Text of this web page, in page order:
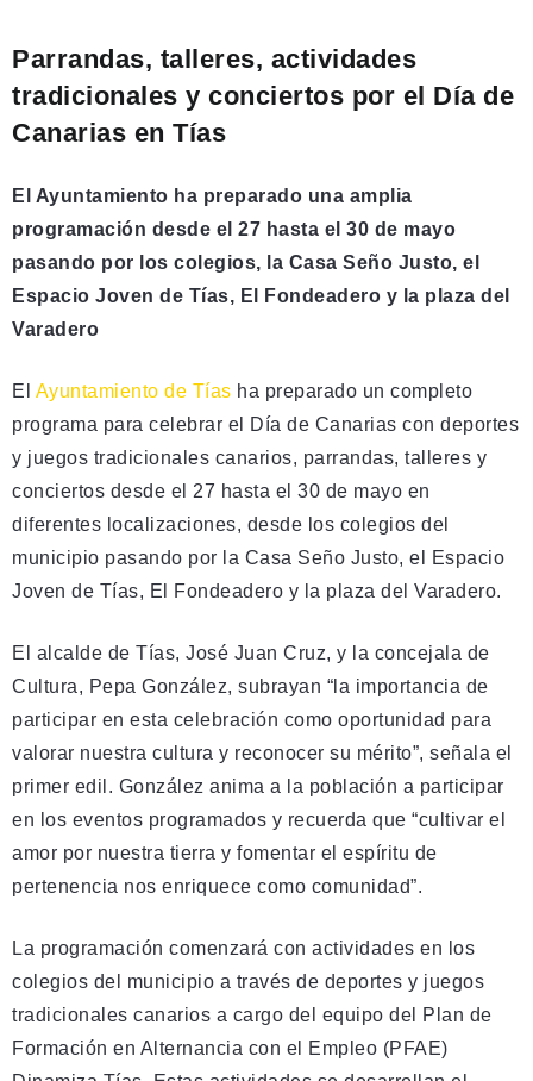
Parrandas, talleres, actividades
tradicionales y conciertos por el Día de
Canarias en Tías
El Ayuntamiento ha preparado una amplia
programación desde el 27 hasta el 30 de mayo
pasando por los colegios, la Casa Seño Justo, el
Espacio Joven de Tías, El Fondeadero y la plaza del
Varadero
El Ayuntamiento de Tías ha preparado un completo
programa para celebrar el Día de Canarias con deportes
y juegos tradicionales canarios, parrandas, talleres y
conciertos desde el 27 hasta el 30 de mayo en
diferentes localizaciones, desde los colegios del
municipio pasando por la Casa Seño Justo, el Espacio
Joven de Tías, El Fondeadero y la plaza del Varadero.
El alcalde de Tías, José Juan Cruz, y la concejala de
Cultura, Pepa González, subrayan “la importancia de
participar en esta celebración como oportunidad para
valorar nuestra cultura y reconocer su mérito”, señala el
primer edil. González anima a la población a participar
en los eventos programados y recuerda que “cultivar el
amor por nuestra tierra y fomentar el espíritu de
pertenencia nos enriquece como comunidad”.
La programación comenzará con actividades en los
colegios del municipio a través de deportes y juegos
tradicionales canarios a cargo del equipo del Plan de
Formación en Alternancia con el Empleo (PFAE)